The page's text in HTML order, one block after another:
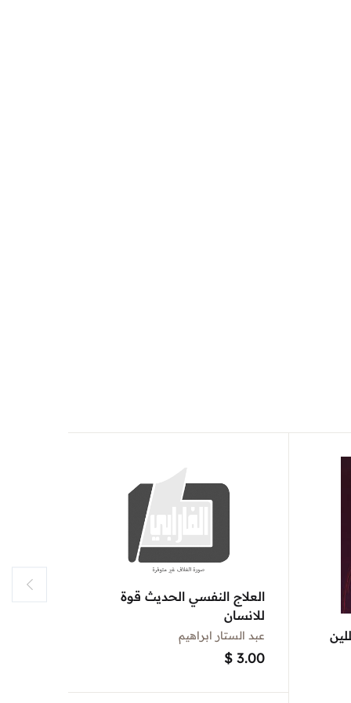
العلاج النفسي الحديث قوة
للانسان
عبد الستار ابراهيم
$ 3.00